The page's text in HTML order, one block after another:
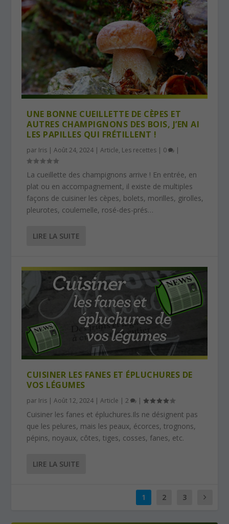
UNE BONNE CUEILLETTE DE CÈPES ET
AUTRES CHAMPIGNONS DES BOIS, J’EN AI
LES PAPILLES QUI FRÉTILLENT !
par Iris |Août 24, 2024 |Article, Les recettes | 0 |
La cueillette des champignons arrive ! En entrée, en
plat ou en accompagnement, il existe de multiples
façons de cuisiner les cèpes, bolets, morilles, girolles,
pleurotes, coulemelle, rosé-des-prés…
LIRE LA SUITE
CUISINER LES FANES ET ÉPLUCHURES DE
VOS LÉGUMES
par Iris |Août 12, 2024 |Article |2 |
Cuisiner les fanes et épluchures.Ils ne désignent pas
que les pelures, mais les peaux, écorces, trognons,
pépins, noyaux, côtes, tiges, cosses, fanes, etc.
LIRE LA SUITE
1 2 3